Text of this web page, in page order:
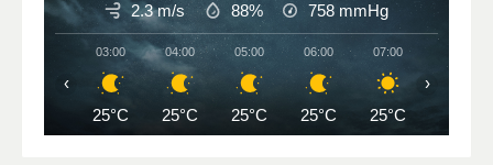
2.3 m/s 88% 758 mmHg
03:00
25°C
04:00
25°C
05:00
25°C
06:00
25°C
07:00
25°C
‹ ›